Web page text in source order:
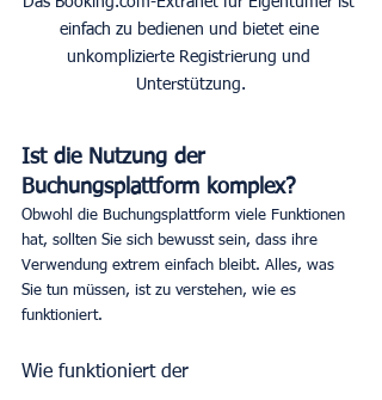
einfach zu bedienen und bietet eine
unkomplizierte Registrierung und
Unterstützung.
Ist die Nutzung der
Buchungsplattform komplex?
Obwohl die Buchungsplattform viele Funktionen
hat, sollten Sie sich bewusst sein, dass ihre
Verwendung extrem einfach bleibt. Alles, was
Sie tun müssen, ist zu verstehen, wie es
funktioniert.
Wie funktioniert der